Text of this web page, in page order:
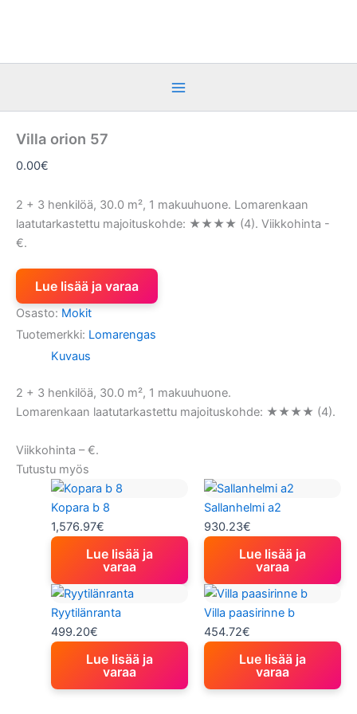
Villa orion 57
0.00€
2 + 3 henkilöä, 30.0 m², 1 makuuhuone. Lomarenkaan
laatutarkastettu majoituskohde: ★★★★ (4). Viikkohinta -
€.
Lue lisää ja varaa
Osasto: Mokit
Tuotemerkki: Lomarengas
Kuvaus
2 + 3 henkilöä, 30.0 m², 1 makuuhuone.
Lomarenkaan laatutarkastettu majoituskohde: ★★★★ (4).
Viikkohinta – €.
Tutustu myös
Kopara b 8
1,576.97€
Lue lisää ja
varaa
Sallanhelmi a2
930.23€
Lue lisää ja
varaa
Ryytilänranta
499.20€
Lue lisää ja
varaa
Villa paasirinne b
454.72€
Lue lisää ja
varaa